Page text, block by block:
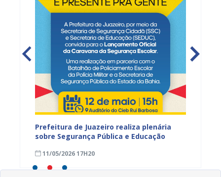
Prefeitura de Juazeiro realiza plenária
sobre Segurança Pública e Educação
11/05/2026 17H20